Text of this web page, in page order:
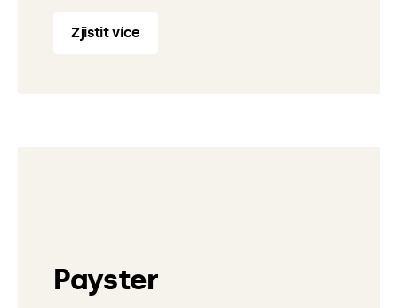
Zjistit více
Payster